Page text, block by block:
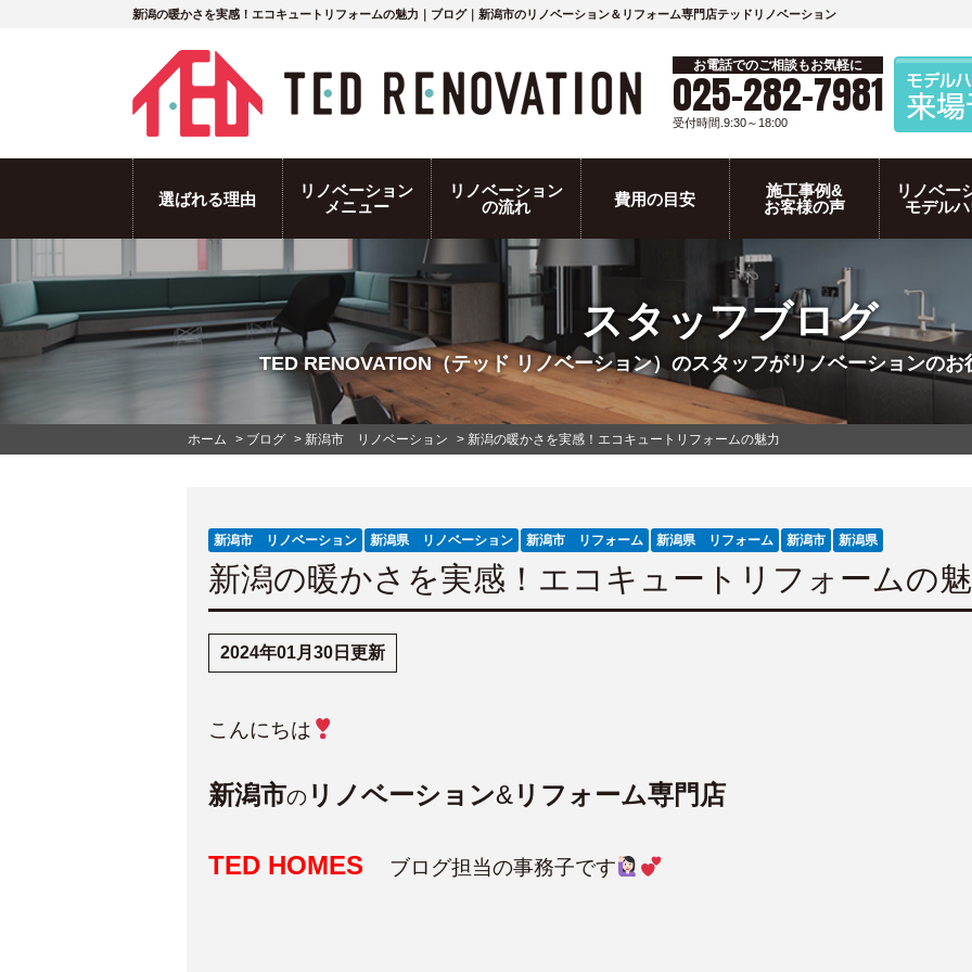
新潟の暖かさを実感！エコキュートリフォームの魅力｜ブログ｜新潟市のリノベーション＆リフォーム専門店テッドリノベーション
お電話でのご相談もお気軽に
025-282-7981
受付時間.9:30～18:00
選ばれる理由
リノベーション
メニュー
リノベーション
の流れ
費用の目安
施工事例&
お客様の声
リノベー
モデル
スタッフブログ
TED RENOVATION（テッド リノベーション）のスタッフがリノベーションの
ホーム > ブログ > 新潟市 リノベーション > 新潟の暖かさを実感！エコキュートリフォームの魅力
新潟市 リノベーション 新潟県 リノベーション 新潟市 リフォーム 新潟県 リフォーム 新潟市 新潟県
新潟の暖かさを実感！エコキュートリフォームの
2024年01月30日更新
こんにちは
新潟市の リノベーション&リフォーム専門店
TED HOMES ブログ担当の事務子です